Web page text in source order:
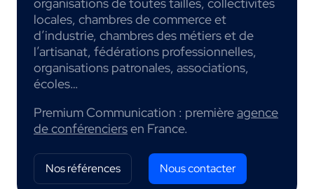
locales, chambres de commerce et
d’industrie, chambres des métiers et de
l’artisanat, fédérations professionnelles,
organisations patronales, associations,
écoles…
Premium Communication : premièreagence
de conférenciersen France.
Nos références Nous contacter